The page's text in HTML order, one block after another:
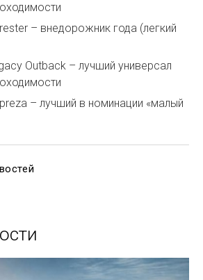
– внедорожник года (легкий
Outback – лучший универсал
– лучший в номинации «малый